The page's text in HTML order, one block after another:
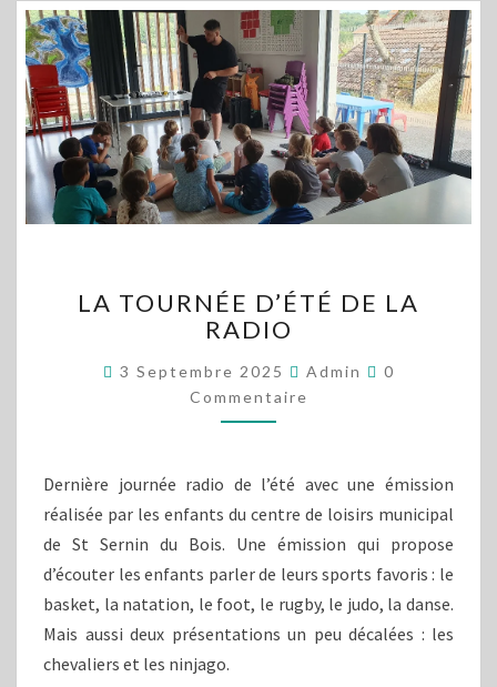
TOURNÉE
D’ÉTÉ
LA
RADIO
LA TOURNÉE D’ÉTÉ DE LA
RADIO
3 Septembre 2025 Admin
0
Commentaire
Dernière journée radio de l’été avec une émission
réalisée par les enfants du centre de loisirs municipal
de St Sernin du Bois. Une émission qui propose
d’écouter les enfants parler de leurs sports favoris : le
basket, la natation, le foot, le rugby, le judo, la danse.
Mais aussi deux présentations un peu décalées : les
chevaliers et les ninjago.